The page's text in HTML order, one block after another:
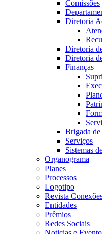
Comissões
Diretoria
Diretoria
Diretoria
Finanças
Brigada
Serviços
Sistemas
Organograma
Planes
Processos
Logotipo
Revista
Entidades
Prêmios
Redes Sociais